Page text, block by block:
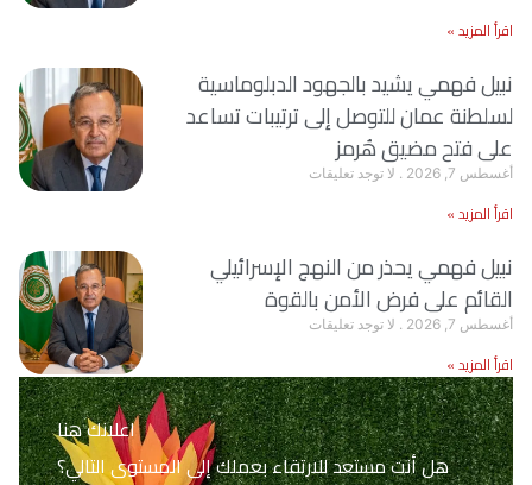
اقرأ المزيد »
نبيل فهمي يشيد بالجهود الدبلوماسية
لسلطنة عمان للتوصل إلى ترتيبات تساعد
على فتح مضيق هُرمز
أغسطس 7, 2026 لا توجد تعليقات
اقرأ المزيد »
نبيل فهمي يحذر من النهج الإسرائيلي
القائم على فرض الأمن بالقوة
أغسطس 7, 2026 لا توجد تعليقات
اقرأ المزيد »
اعلانك هنا
هل أنت مستعد للارتقاء بعملك إلى المستوى التالي؟